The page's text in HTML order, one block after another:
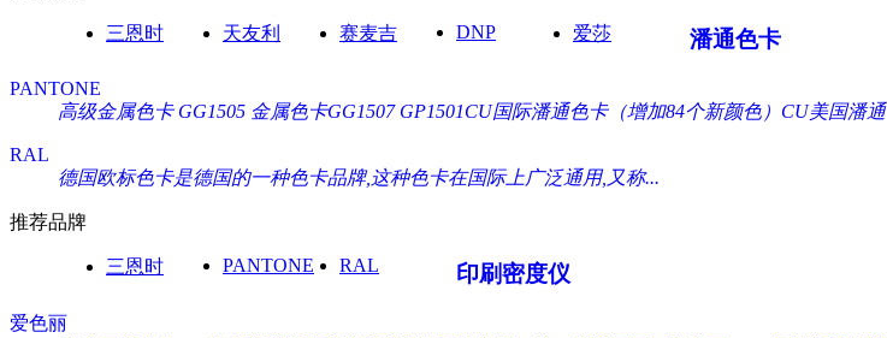
三恩时 天友利 赛麦吉 DNP 爱莎 潘通色卡
PANTONE
高级金属色卡 GG1505 金属色卡GG1507 GP1501CU国际潘通色卡（增加84个新颜色）CU美国潘通
RAL
德国欧标色卡是德国的一种色卡品牌,这种色卡在国际上广泛通用,又称...
推荐品牌
三恩时 PANTONE RAL 印刷密度仪
爱色丽